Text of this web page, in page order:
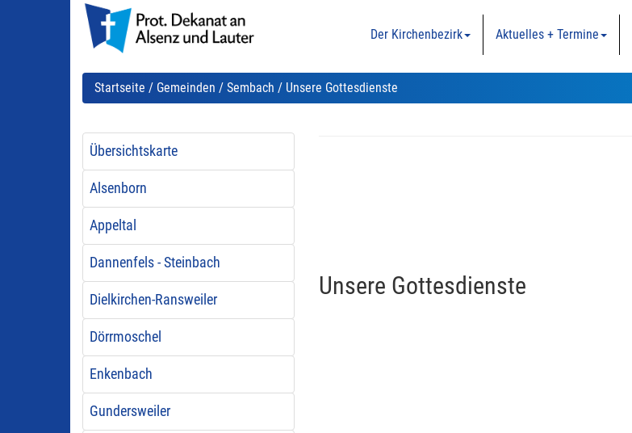
Der Kirchenbezirk Aktuelles + Termine
Startseite / Gemeinden / Sembach / Unsere Gottesdienste
Übersichtskarte
Alsenborn
Appeltal
Dannenfels - Steinbach
Dielkirchen-Ransweiler
Dörrmoschel
Enkenbach
Gundersweiler
Unsere Gottesdienste